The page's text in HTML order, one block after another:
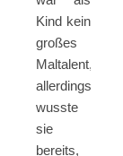
Kind kein
großes
Maltalent,
allerdings
wusste
sie
bereits,